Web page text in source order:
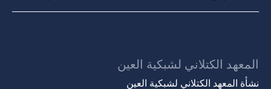
المعهد الكتلاني لشبكية العين
نشأة المعهد الكتلاني لشبكية العين